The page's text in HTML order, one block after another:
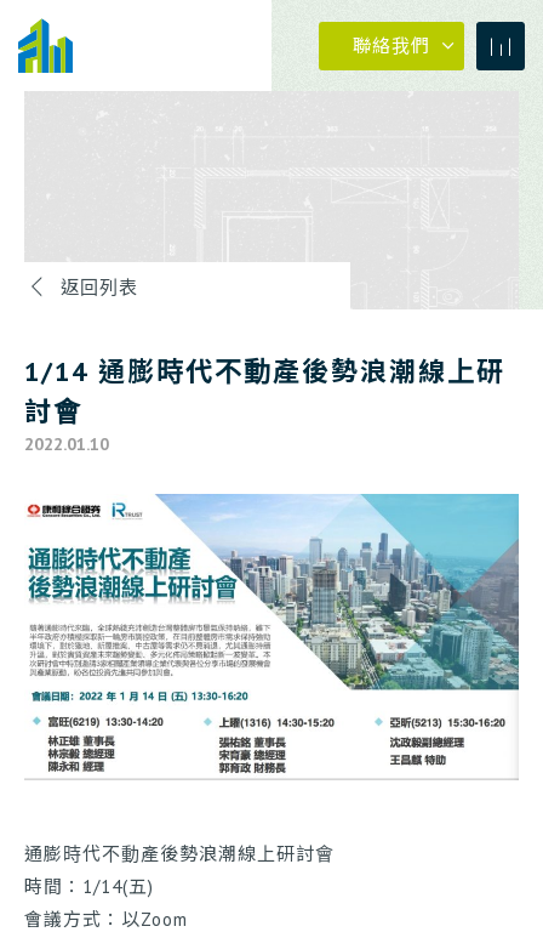
聯絡我們
工程進度 我要報修
返回列表
1/14 通膨時代不動產後勢浪潮線上研
討會
2022.01.10
通膨時代不動產後勢浪潮線上研討會
時間：1/14(五)
會議方式：以Zoom